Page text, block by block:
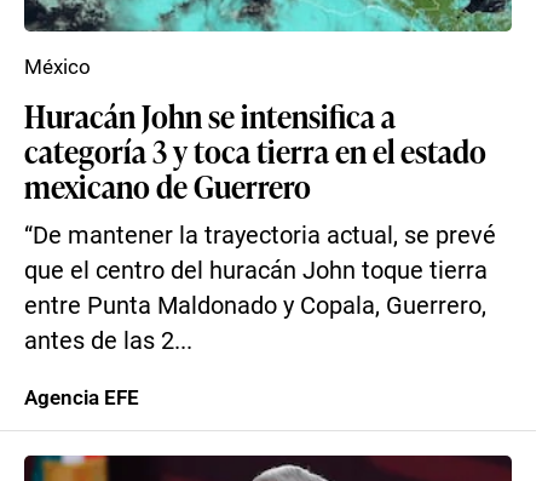
Huracán John se intensifica a
categoría 3 y toca tierra en el estado
mexicano de Guerrero
“De mantener la trayectoria actual, se prevé
que el centro del huracán John toque tierra
entre Punta Maldonado y Copala, Guerrero,
antes de las 2...
México
Agencia EFE